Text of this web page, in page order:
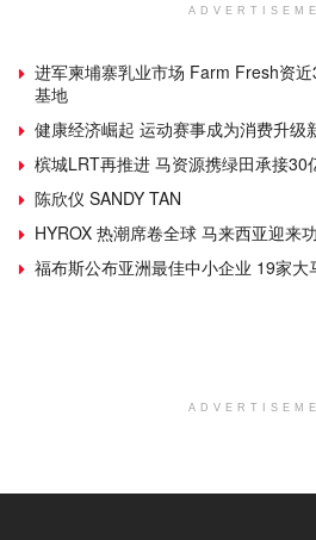
进军柬埔寨乳业市场 Farm Fresh资
基地
健康经济崛起 运动赛事成为消费升级
槟城LRT再推进 马资源携绿田承接30
陈欣仪 SANDY TAN
HYROX 热潮席卷全球 马来西亚迎来
福布斯公布亚洲最佳中小企业 19家大